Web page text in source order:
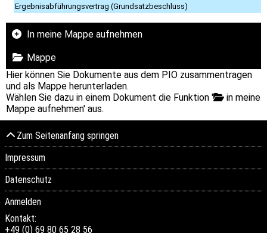
Ergebnisabführungsvertrag (Grundsatzbeschluss)
In meine Mappe aufnehmen
Mappe
Hier können Sie Dokumente aus dem PIO zusammentragen
und als Mappe herunterladen.
Wählen Sie dazu in einem Dokument die Funktion '
in meine
Mappe aufnehmen' aus.
Zum Seitenanfang springen
Impressum
Datenschutz
Anmelden
Kontakt:
+49 (0) 69 80 65 28 56